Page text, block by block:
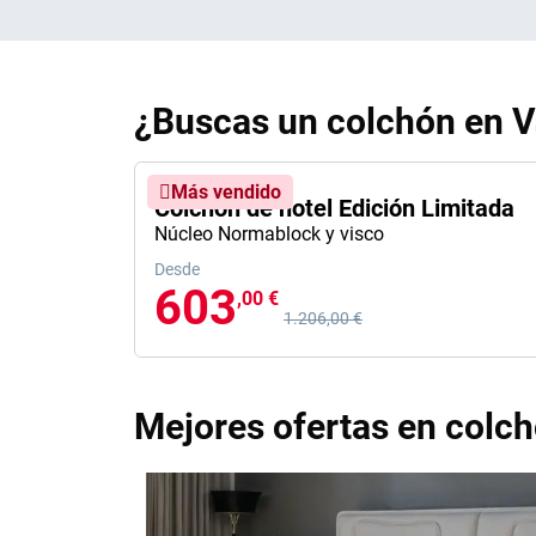
¿Buscas un colchón en
Más vendido
Colchón de hotel Edición Limitada
Núcleo Normablock y visco
Desde
603,00 €
1.206,00 €
Mejores ofertas en